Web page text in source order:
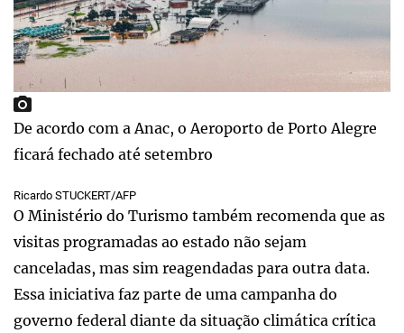
De acordo com a Anac, o Aeroporto de Porto Alegre
ficará fechado até setembro
Ricardo STUCKERT/AFP
O Ministério do Turismo também recomenda que as
visitas programadas ao estado não sejam
canceladas, mas sim reagendadas para outra data.
Essa iniciativa faz parte de uma campanha do
governo federal diante da situação climática crítica